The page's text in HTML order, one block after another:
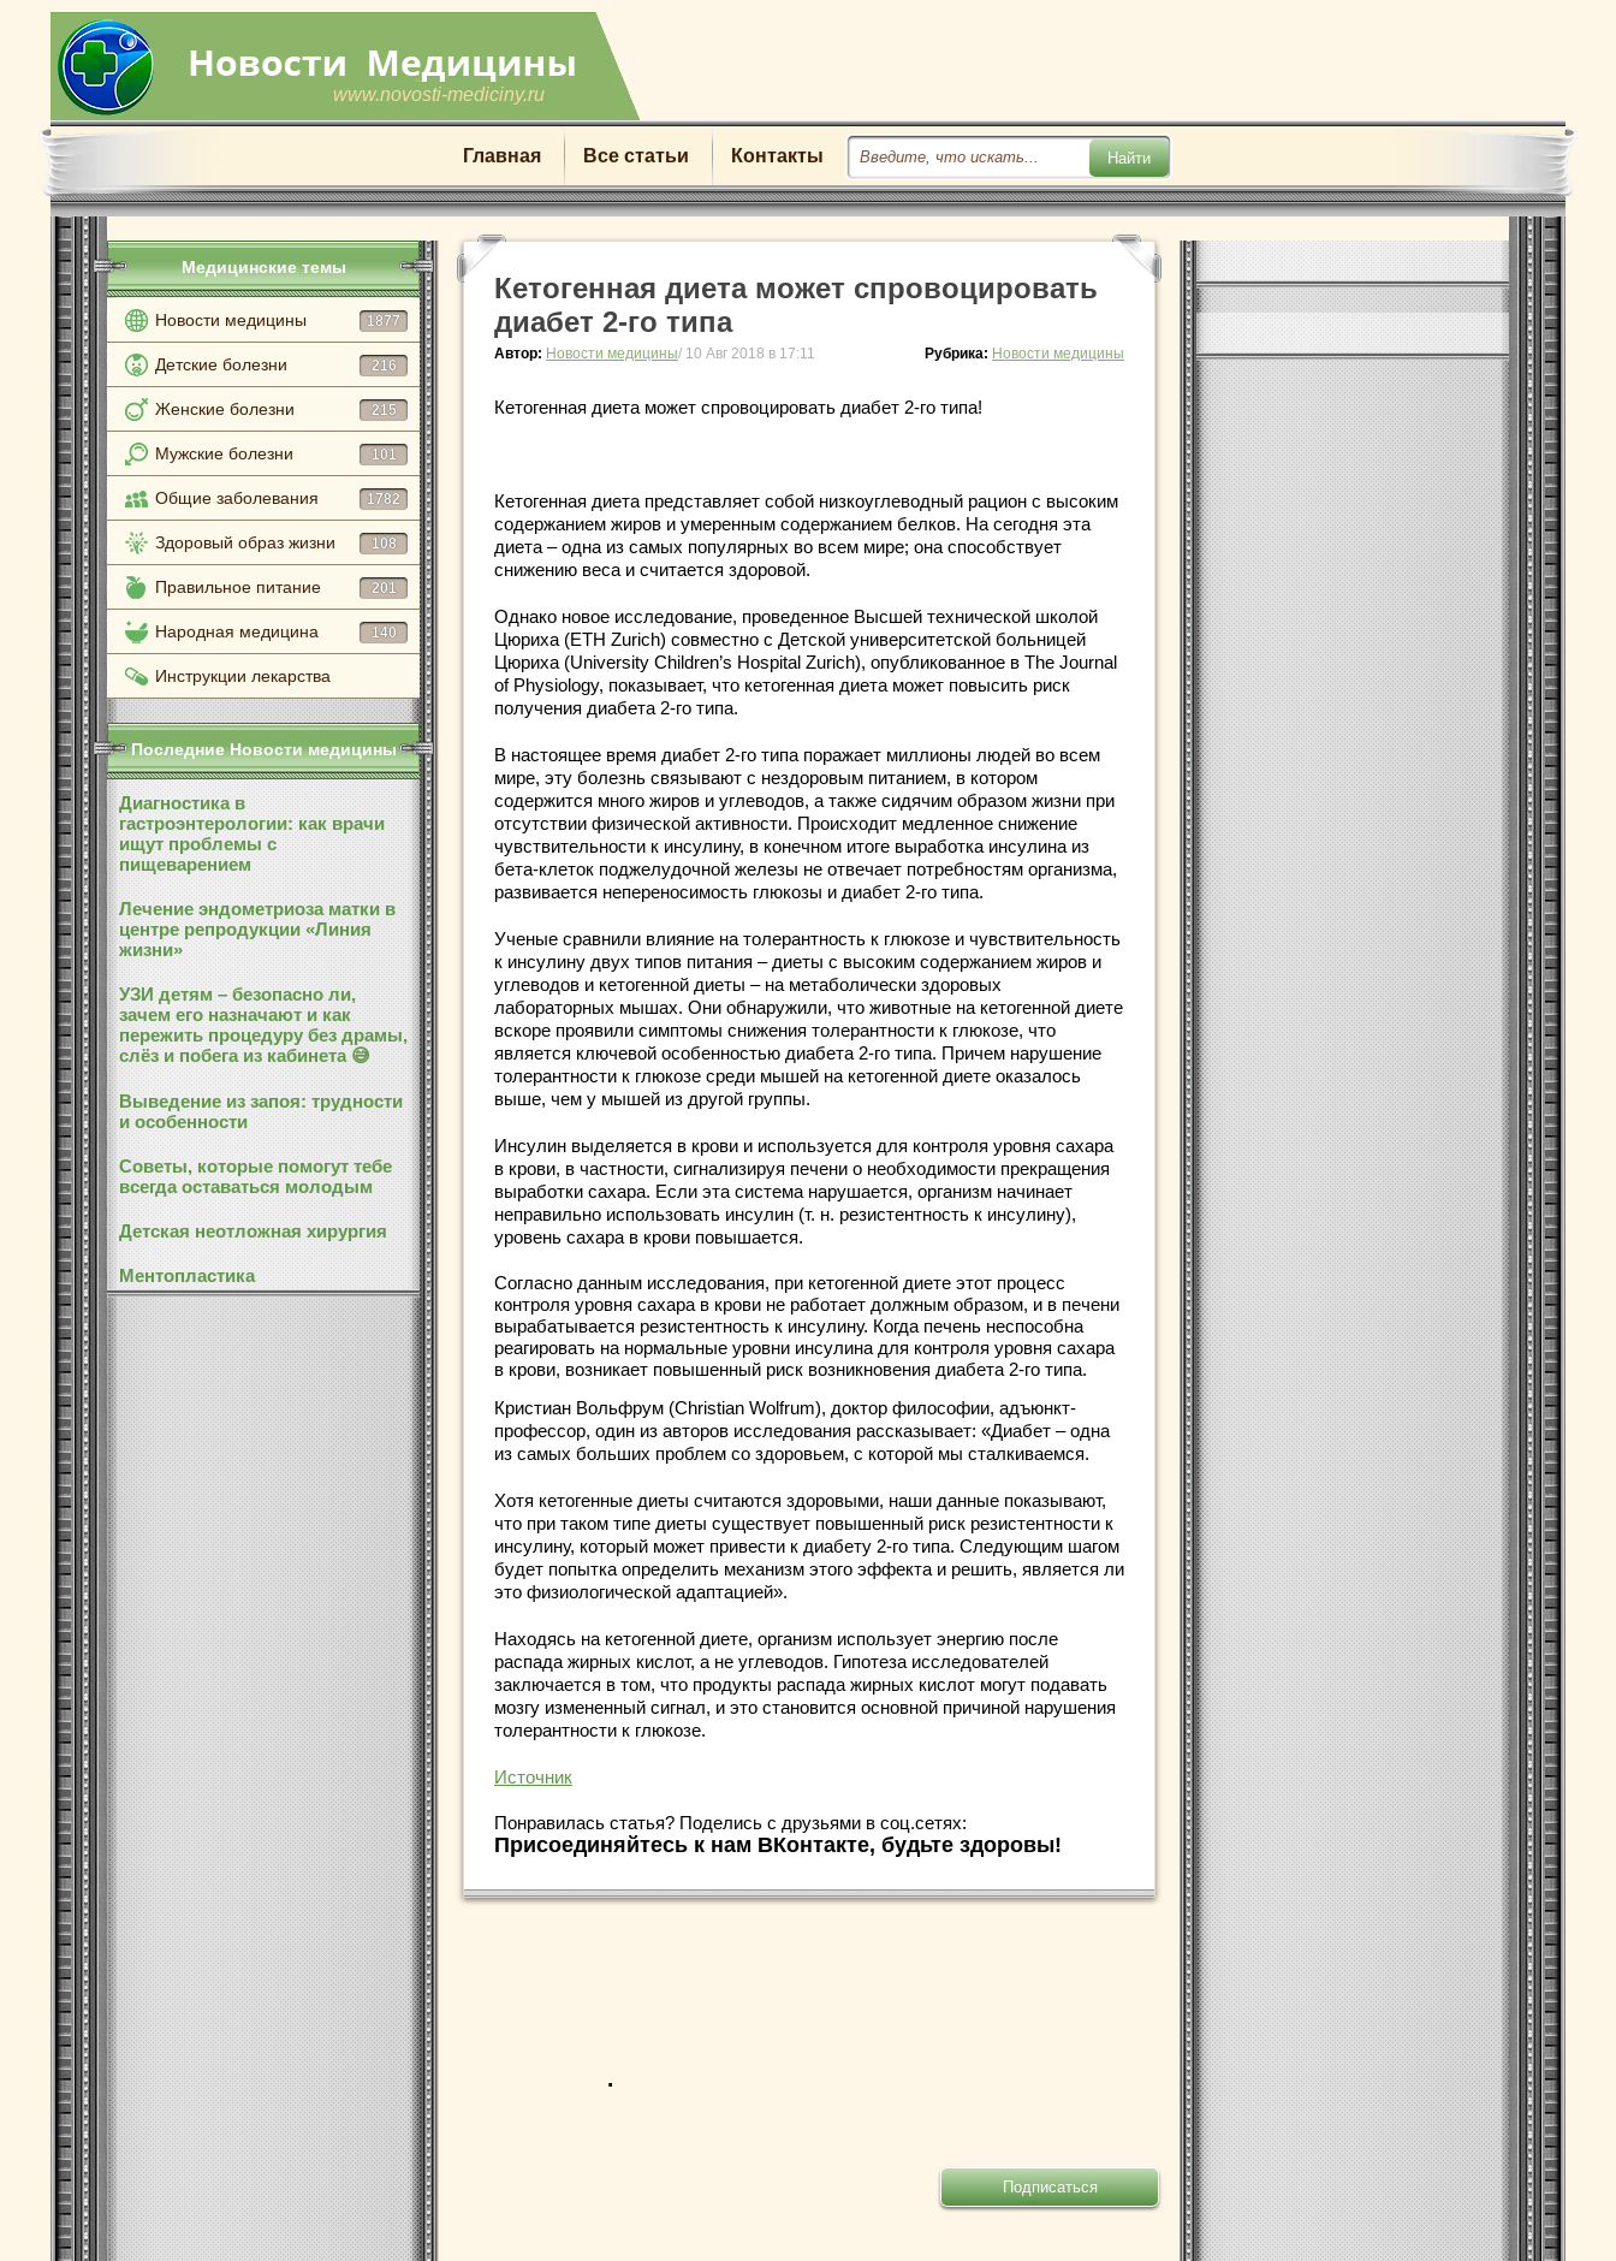
www.novosti-mediciny.ru
Главная Все статьи Контакты
Медицинские темы
Новости медицины 1877
Детские болезни 216
Женские болезни 215
Мужские болезни 101
Общие заболевания 1782
Здоровый образ жизни 108
Правильное питание 201
Народная медицина 140
Инструкции лекарства
Последние Новости медицины
Диагностика в
гастроэнтерологии: как врачи
ищут проблемы с
пищеварением
Лечение эндометриоза матки в
центре репродукции «Линия
жизни»
УЗИ детям – безопасно ли,
зачем его назначают и как
пережить процедуру без драмы,
слёз и побега из кабинета 😅
Выведение из запоя: трудности
и особенности
Советы, которые помогут тебе
всегда оставаться молодым
Детская неотложная хирургия
Ментопластика
Кетогенная диета может спровоцировать
диабет 2-го типа
Автор: Новости медицины/ 10 Авг 2018 в 17:11 Рубрика: Новости медицины
Кетогенная диета может спровоцировать диабет 2-го типа!
Кетогенная диета представляет собой низкоуглеводный рацион с высоким
содержанием жиров и умеренным содержанием белков. На сегодня эта
диета – одна из самых популярных во всем мире; она способствует
снижению веса и считается здоровой.
Однако новое исследование, проведенное Высшей технической школой
Цюриха (ETH Zurich) совместно с Детской университетской больницей
Цюриха (University Children’s Hospital Zurich), опубликованное в The Journal
of Physiology, показывает, что кетогенная диета может повысить риск
получения диабета 2-го типа.
В настоящее время диабет 2-го типа поражает миллионы людей во всем
мире, эту болезнь связывают с нездоровым питанием, в котором
содержится много жиров и углеводов, а также сидячим образом жизни при
отсутствии физической активности. Происходит медленное снижение
чувствительности к инсулину, в конечном итоге выработка инсулина из
бета-клеток поджелудочной железы не отвечает потребностям организма,
развивается непереносимость глюкозы и диабет 2-го типа.
Ученые сравнили влияние на толерантность к глюкозе и чувствительность
к инсулину двух типов питания – диеты с высоким содержанием жиров и
углеводов и кетогенной диеты – на метаболически здоровых
лабораторных мышах. Они обнаружили, что животные на кетогенной диете
вскоре проявили симптомы снижения толерантности к глюкозе, что
является ключевой особенностью диабета 2-го типа. Причем нарушение
толерантности к глюкозе среди мышей на кетогенной диете оказалось
выше, чем у мышей из другой группы.
Инсулин выделяется в крови и используется для контроля уровня сахара
в крови, в частности, сигнализируя печени о необходимости прекращения
выработки сахара. Если эта система нарушается, организм начинает
неправильно использовать инсулин (т. н. резистентность к инсулину),
уровень сахара в крови повышается.
Согласно данным исследования, при кетогенной диете этот процесс
контроля уровня сахара в крови не работает должным образом, и в печени
вырабатывается резистентность к инсулину. Когда печень неспособна
реагировать на нормальные уровни инсулина для контроля уровня сахара
в крови, возникает повышенный риск возникновения диабета 2-го типа.
Кристиан Вольфрум (Christian Wolfrum), доктор философии, адъюнкт-
профессор, один из авторов исследования рассказывает: «Диабет – одна
из самых больших проблем со здоровьем, с которой мы сталкиваемся.
Хотя кетогенные диеты считаются здоровыми, наши данные показывают,
что при таком типе диеты существует повышенный риск резистентности к
инсулину, который может привести к диабету 2-го типа. Следующим шагом
будет попытка определить механизм этого эффекта и решить, является ли
это физиологической адаптацией».
Находясь на кетогенной диете, организм использует энергию после
распада жирных кислот, а не углеводов. Гипотеза исследователей
заключается в том, что продукты распада жирных кислот могут подавать
мозгу измененный сигнал, и это становится основной причиной нарушения
толерантности к глюкозе.
Источник
Понравилась статья? Поделись с друзьями в соц.сетях:
Присоединяйтесь к нам ВКонтакте, будьте здоровы!
.